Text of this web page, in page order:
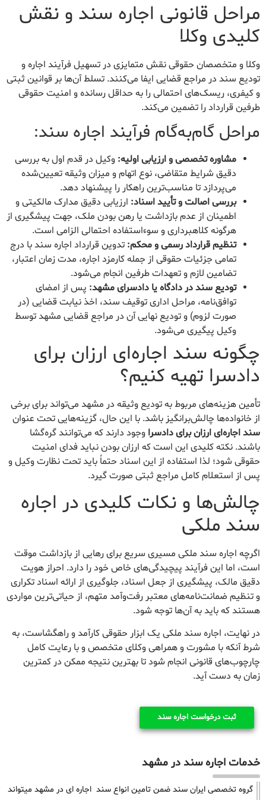
مراحل قانونی اجاره سند و نقش
کلیدی وکلا
وکلا و متخصصان حقوقی نقش متمایزی در تسهیل فرآیند اجاره و
تودیع سند در مراجع قضایی ایفا می‌کنند. تسلط آن‌ها بر قوانین ثبتی
و کیفری، ریسک‌های احتمالی را به حداقل رسانده و امنیت حقوقی
طرفین قرارداد را تضمین می‌کند.
مراحل گام‌به‌گام فرآیند اجاره سند:
مشاوره تخصصی و ارزیابی اولیه: وکیل در قدم اول به بررسی
دقیق شرایط متقاضی، نوع اتهام و میزان وثیقه تعیین‌شده
می‌پردازد تا مناسب‌ترین راهکار را پیشنهاد دهد.
بررسی اصالت و تأیید اسناد: ارزیابی دقیق مدارک مالکیتی و
اطمینان از عدم بازداشت یا رهن بودن ملک، جهت پیشگیری از
هرگونه کلاهبرداری و سوءاستفاده احتمالی الزامی است.
تنظیم قرارداد رسمی و محکم: تدوین قرارداد اجاره سند با درج
تمامی جزئیات حقوقی از جمله کارمزد اجاره، مدت زمان اعتبار،
تضامین لازم و تعهدات طرفین انجام می‌شود.
تودیع سند در دادگاه یا دادسرای مشهد: پس از امضای
توافق‌نامه، مراحل اداری توقیف سند، اخذ نیابت قضایی (در
صورت لزوم) و تودیع نهایی آن در مراجع قضایی مشهد توسط
وکیل پیگیری می‌شود.
چگونه سند اجاره‌ای ارزان برای
دادسرا تهیه کنیم؟
تأمین هزینه‌های مربوط به تودیع وثیقه در مشهد می‌تواند برای برخی
از خانواده‌ها چالش‌برانگیز باشد. با این حال، گزینه‌هایی تحت عنوان
سند اجاره‌ای ارزان برای دادسرا وجود دارند که می‌توانند گره‌گشا
باشند. نکته کلیدی این است که ارزان بودن نباید فدای امنیت
حقوقی شود؛ لذا استفاده از این اسناد حتماً باید تحت نظارت وکیل و
پس از استعلام کامل مراجع ثبتی صورت گیرد.
چالش‌ها و نکات کلیدی در اجاره
سند ملکی
اگرچه اجاره سند ملکی مسیری سریع برای رهایی از بازداشت موقت
است، اما این فرآیند پیچیدگی‌های خاص خود را دارد. احراز هویت
دقیق مالک، پیشگیری از جعل اسناد، جلوگیری از ارائه اسناد تکراری
و تنظیم ضمانت‌نامه‌های معتبر رفت‌وآمد متهم، از حیاتی‌ترین مواردی
هستند که باید به آن‌ها توجه شود.
در نهایت، اجاره سند ملکی یک ابزار حقوقی کارآمد و راهگشاست، به
شرط آنکه با مشورت و همراهی وکلای متخصص و با رعایت کامل
چارچوب‌های قانونی انجام شود تا بهترین نتیجه ممکن در کمترین
زمان به دست آید.
ثبت درخواست اجاره سند
خدمات اجاره سند در مشهد
گروه تخصصی ایران سند ضمن تامین انواع سند اجاره ای در مشهد میتواند